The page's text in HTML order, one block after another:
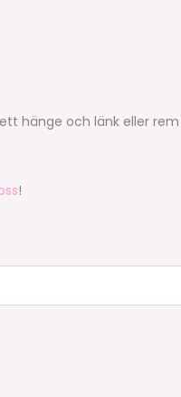
hänge och länk eller
!